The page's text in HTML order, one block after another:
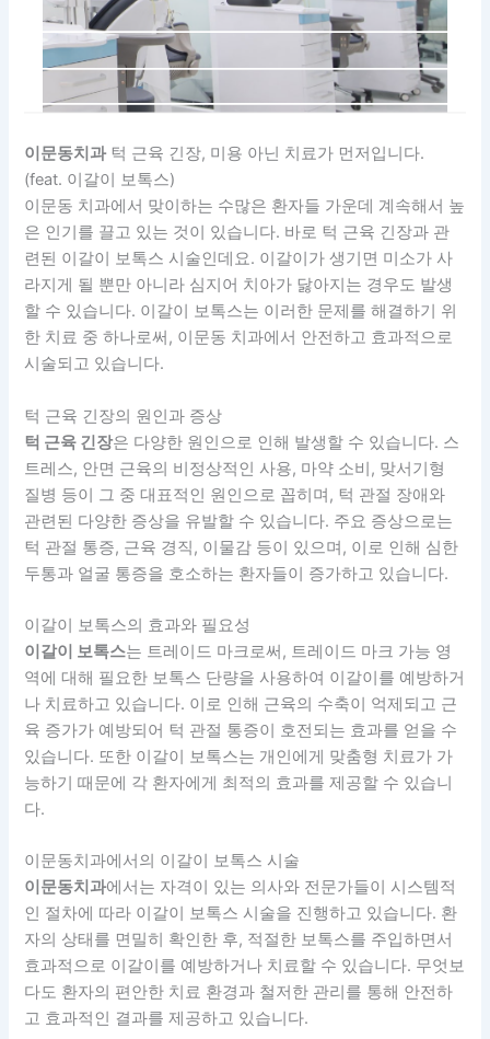
이문동치과턱 근육 긴장, 미용 아닌 치료가 먼저입니다.
(feat. 이갈이 보톡스)
이문동 치과에서 맞이하는 수많은 환자들 가운데 계속해서 높
은 인기를 끌고 있는 것이 있습니다. 바로 턱 근육 긴장과 관
련된 이갈이 보톡스 시술인데요. 이갈이가 생기면 미소가 사
라지게 될 뿐만 아니라 심지어 치아가 닳아지는 경우도 발생
할 수 있습니다. 이갈이 보톡스는 이러한 문제를 해결하기 위
한 치료 중 하나로써, 이문동 치과에서 안전하고 효과적으로
시술되고 있습니다.
턱 근육 긴장의 원인과 증상
턱 근육 긴장은 다양한 원인으로 인해 발생할 수 있습니다. 스
트레스, 안면 근육의 비정상적인 사용, 마약 소비, 맞서기형
질병 등이 그 중 대표적인 원인으로 꼽히며, 턱 관절 장애와
관련된 다양한 증상을 유발할 수 있습니다. 주요 증상으로는
턱 관절 통증, 근육 경직, 이물감 등이 있으며, 이로 인해 심한
두통과 얼굴 통증을 호소하는 환자들이 증가하고 있습니다.
이갈이 보톡스의 효과와 필요성
이갈이 보톡스는 트레이드 마크로써, 트레이드 마크 가능 영
역에 대해 필요한 보톡스 단량을 사용하여 이갈이를 예방하거
나 치료하고 있습니다. 이로 인해 근육의 수축이 억제되고 근
육 증가가 예방되어 턱 관절 통증이 호전되는 효과를 얻을 수
있습니다. 또한 이갈이 보톡스는 개인에게 맞춤형 치료가 가
능하기 때문에 각 환자에게 최적의 효과를 제공할 수 있습니
다.
이문동치과에서의 이갈이 보톡스 시술
이문동치과에서는 자격이 있는 의사와 전문가들이 시스템적
인 절차에 따라 이갈이 보톡스 시술을 진행하고 있습니다. 환
자의 상태를 면밀히 확인한 후, 적절한 보톡스를 주입하면서
효과적으로 이갈이를 예방하거나 치료할 수 있습니다. 무엇보
다도 환자의 편안한 치료 환경과 철저한 관리를 통해 안전하
고 효과적인 결과를 제공하고 있습니다.